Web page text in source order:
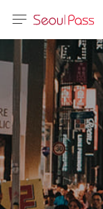
体)
文 (台灣)